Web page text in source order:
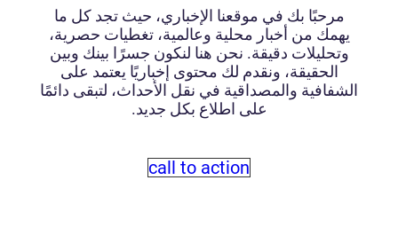
مرحبًا بك في موقعنا الإخباري، حيث تجد كل ما
يهمك من أخبار محلية وعالمية، تغطيات حصرية،
وتحليلات دقيقة. نحن هنا لنكون جسرًا بينك وبين
الحقيقة، ونقدم لك محتوى إخباريًا يعتمد على
الشفافية والمصداقية في نقل الأحداث، لتبقى دائمًا
على اطلاع بكل جديد.
call to action